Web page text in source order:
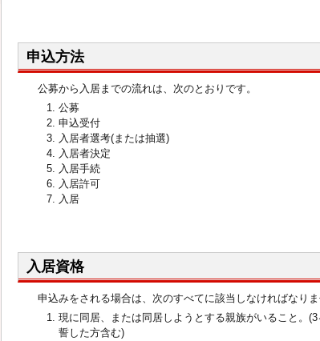
ペ
申込方法
公募から入居までの流れは、次のとおりです。
公募
申込受付
入居者選考(または抽選)
入居者決定
入居手続
入居許可
入居
入居資格
申込みをされる場合は、次のすべてに該当しなければなりま
現に同居、または同居しようとする親族がいること。
誓した方含む)